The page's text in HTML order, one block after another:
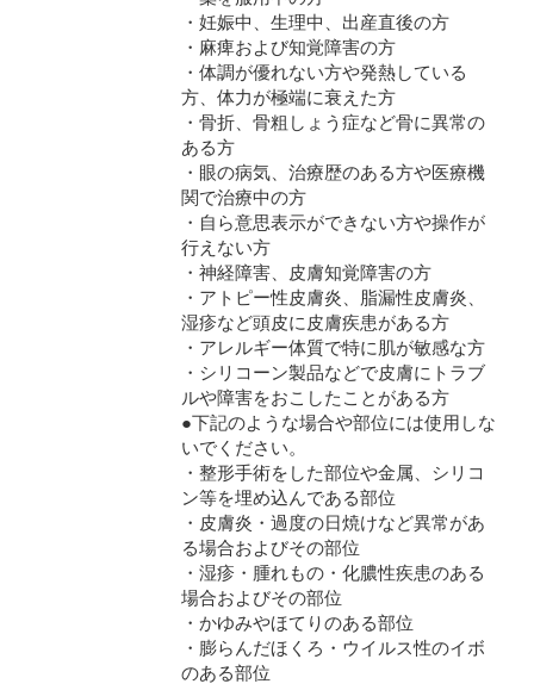
・妊娠中、生理中、出産直後の方
・麻痺および知覚障害の方
・体調が優れない方や発熱している
方、体力が極端に衰えた方
・骨折、骨粗しょう症など骨に異常の
ある方
・眼の病気、治療歴のある方や医療機
関で治療中の方
・自ら意思表示ができない方や操作が
行えない方
・神経障害、皮膚知覚障害の方
・アトピー性皮膚炎、脂漏性皮膚炎、
湿疹など頭皮に皮膚疾患がある方
・アレルギー体質で特に肌が敏感な方
・シリコーン製品などで皮膚にトラブ
ルや障害をおこしたことがある方
●下記のような場合や部位には使用しな
いでください。
・整形手術をした部位や金属、シリコ
ン等を埋め込んである部位
・皮膚炎・過度の日焼けなど異常があ
る場合およびその部位
・湿疹・腫れもの・化膿性疾患のある
場合およびその部位
・かゆみやほてりのある部位
・膨らんだほくろ・ウイルス性のイボ
のある部位